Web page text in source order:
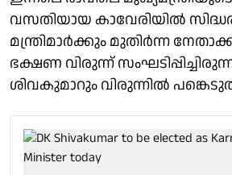
വസതിയായ കാവേരിയിൽ
മന്ത്രിമാർക്കും മുതിർന്ന
ഭക്ഷണ വിരുന്ന്
ശിവകുമാറും വിരുന്നിൽ